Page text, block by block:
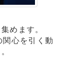
めます。
心を引く動